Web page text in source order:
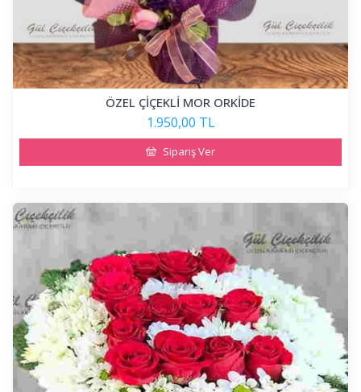
ÖZEL ÇİÇEKLİ MOR ORKİDE
1.950,00 TL
Sipariş Ver